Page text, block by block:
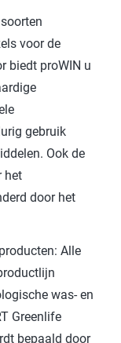
voor de
biedt proWIN u
gebruik
Ook de
het
door het
Alle
was- en
Greenlife
bepaald door